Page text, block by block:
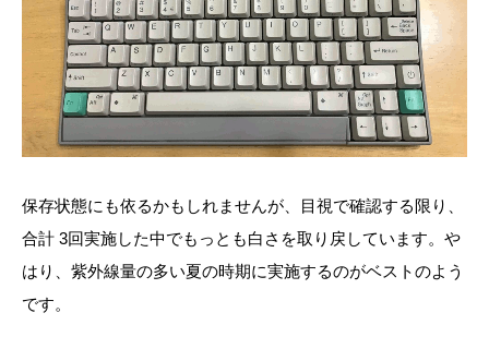
保存状態にも依るかもしれませんが、目視で確認する限り、
合計 3回実施した中でもっとも白さを取り戻しています。や
はり、紫外線量の多い夏の時期に実施するのがベストのよう
です。